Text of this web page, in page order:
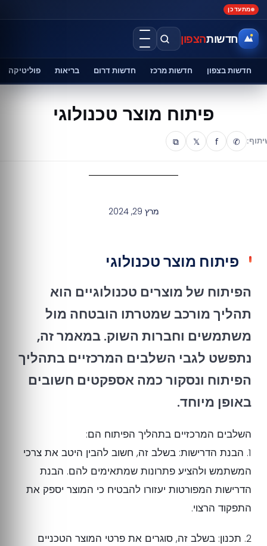
מתעדכן
חדשותהצפון
חדשות בצפון חדשות מרכז חדשות דרום בריאות פוליטיקה
פיתוח מוצר טכנולוגי
✆
f
𝕏
⧉
מרץ 29, 2024
פיתוח מוצר טכנולוגי
הפיתוח של מוצרים טכנולוגיים הוא
תהליך מורכב שמטרתו הובטחה מול
משתמשים וחברות השוק. במאמר זה,
נתפשט לגבי השלבים המרכזיים בתהליך
הפיתוח ונסקור כמה אספקטים חשובים
באופן מיוחד.
השלבים המרכזיים בתהליך הפיתוח הם:
1. הבנת הדרישות: בשלב זה, חשוב להבין היטב את צרכי
המשתמש ולהציע פתרונות שמתאימים להם. הבנת
הדרישות המפורטות יעזורו להבטיח כי המוצר יספק את
התפקוד הרצוי.
2. תכנון: בשלב זה, סוגרים את פרטי המוצר הטכניים